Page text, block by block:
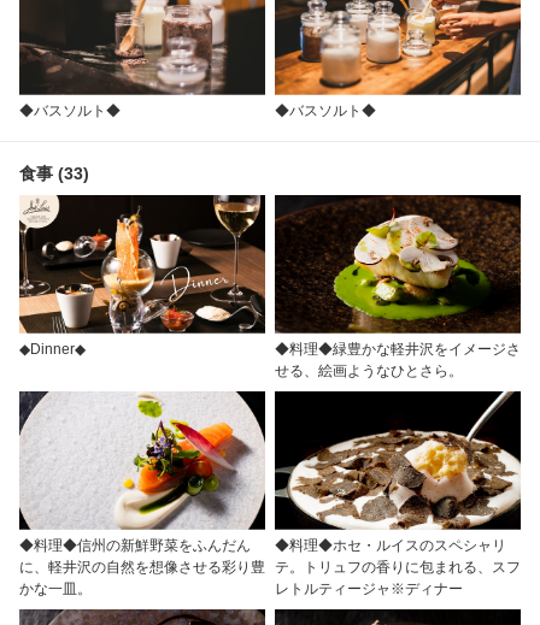
◆バスソルト◆ ◆バスソルト◆
食事 (33)
◆Dinner◆
◆料理◆緑豊かな軽井沢をイメージさ
せる、絵画ようなひとさら。
◆料理◆信州の新鮮野菜をふんだん
に、軽井沢の自然を想像させる彩り豊
かな一皿。
◆料理◆ホセ・ルイスのスペシャリ
テ。トリュフの香りに包まれる、スフ
レトルティージャ※ディナー